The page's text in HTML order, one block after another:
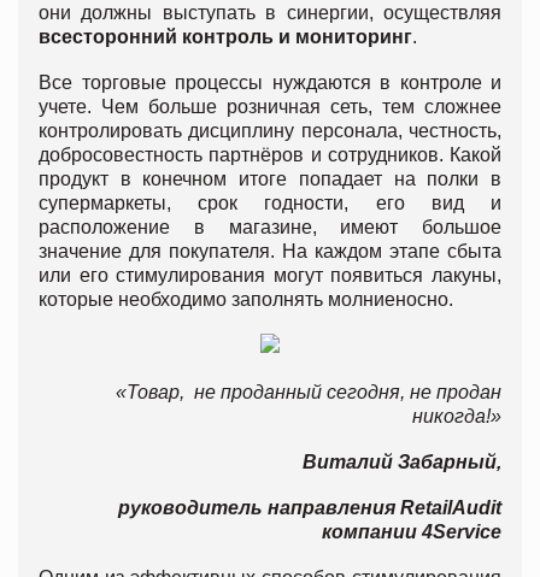
они должны выступать в синергии, осуществляя
всесторонний контроль и мониторинг.
Все торговые процессы нуждаются в контроле и
учете. Чем больше розничная сеть, тем сложнее
контролировать дисциплину персонала, честность,
добросовестность партнёров и сотрудников. Какой
продукт в конечном итоге попадает на полки в
супермаркеты, срок годности, его вид и
расположение в магазине, имеют большое
значение для покупателя. На каждом этапе сбыта
или его стимулирования могут появиться лакуны,
которые необходимо заполнять молниеносно.
«Товар, не проданный сегодня, не продан
никогда!»
Виталий Забарный,
руководитель направления RetailAudit
компании 4Service